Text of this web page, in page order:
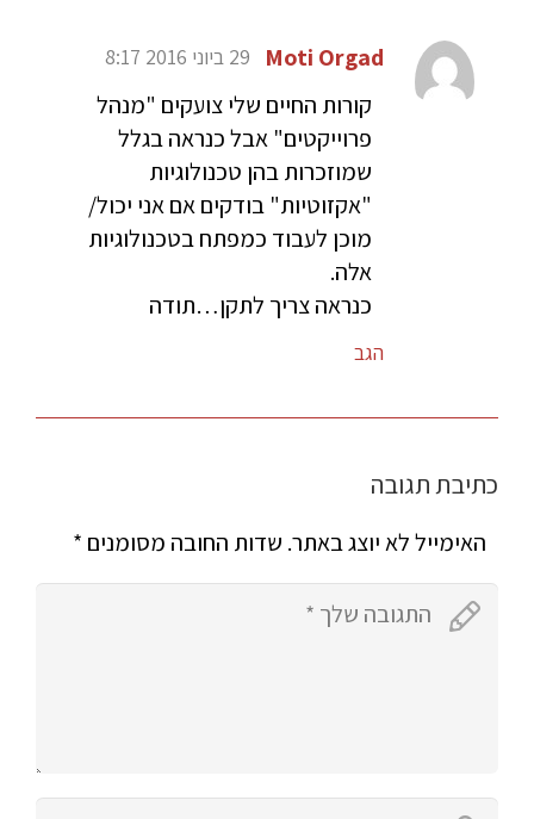
Moti Orgad 29 ביוני 2016 8:17
קורות החיים שלי צועקים "מנהל
פרוייקטים" אבל כנראה בגלל
שמוזכרות בהן טכנולוגיות
"אקזוטיות" בודקים אם אני יכול/
מוכן לעבוד כמפתח בטכנולוגיות
אלה.
כנראה צריך לתקן…תודה
הגב
כתיבת תגובה
האימייל לא יוצג באתר. שדות החובה מסומנים *